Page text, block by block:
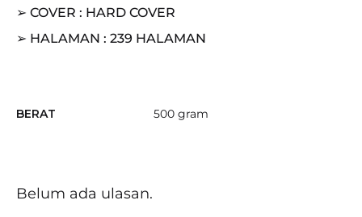
➢ COVER : HARD COVER
➢ HALAMAN : 239 HALAMAN
BERAT 500 gram
Belum ada ulasan.